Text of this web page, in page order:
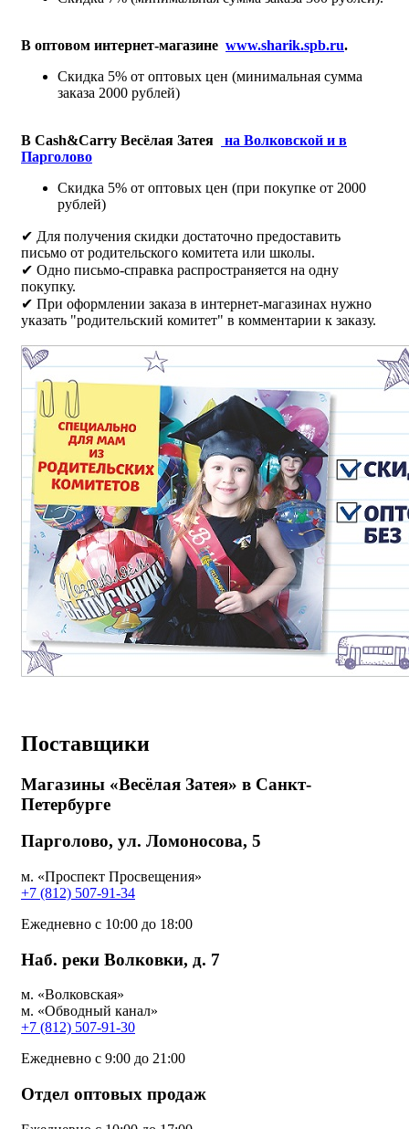
В оптовом интернет-магазине www.sharik.spb.ru.
Скидка 5% от оптовых цен (минимальная сумма
заказа 2000 рублей)
В Cash&Carry Весёлая Затея
на Волковской и в
Парголово
Скидка 5% от оптовых цен (при покупке от 2000
рублей)
✔ Для получения скидки достаточно предоставить
письмо от родительского комитета или школы.
✔ Одно письмо-справка распространяется на одну
покупку.
✔ При оформлении заказа в интернет-магазинах нужно
указать "родительский комитет" в комментарии к заказу.
Поставщики
Магазины «Весёлая Затея» в Санкт-
Петербурге
Парголово, ул. Ломоносова, 5
м. «Проспект Просвещения»
+7 (812) 507-91-34
Ежедневно с 10:00 до 18:00
Наб. реки Волковки, д. 7
м. «Волковская»
м. «Обводный канал»
+7 (812) 507-91-30
Ежедневно с 9:00 до 21:00
Отдел оптовых продаж